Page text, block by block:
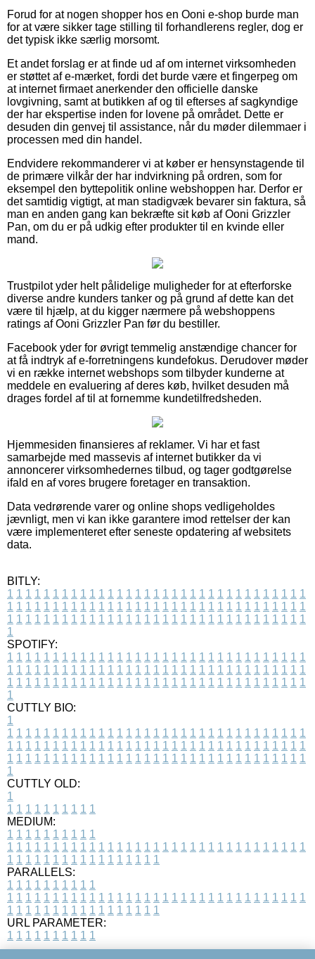
Forud for at nogen shopper hos en Ooni e-shop burde man
for at være sikker tage stilling til forhandlerens regler, dog er
det typisk ikke særlig morsomt.
Et andet forslag er at finde ud af om internet virksomheden
er støttet af e-mærket, fordi det burde være et fingerpeg om
at internet firmaet anerkender den officielle danske
lovgivning, samt at butikken af og til efterses af sagkyndige
der har ekspertise inden for lovene på området. Dette er
desuden din genvej til assistance, når du møder dilemmaer i
processen med din handel.
Endvidere rekommanderer vi at køber er hensynstagende til
de primære vilkår der har indvirkning på ordren, som for
eksempel den byttepolitik online webshoppen har. Derfor er
det samtidig vigtigt, at man stadigvæk bevarer sin faktura, så
man en anden gang kan bekræfte sit køb af Ooni Grizzler
Pan, om du er på udkig efter produkter til en kvinde eller
mand.
Trustpilot yder helt pålidelige muligheder for at efterforske
diverse andre kunders tanker og på grund af dette kan det
være til hjælp, at du kigger nærmere på webshoppens
ratings af Ooni Grizzler Pan før du bestiller.
Facebook yder for øvrigt temmelig anstændige chancer for
at få indtryk af e-forretningens kundefokus. Derudover møder
vi en række internet webshops som tilbyder kunderne at
meddele en evaluering af deres køb, hvilket desuden må
drages fordel af til at fornemme kundetilfredsheden.
Hjemmesiden finansieres af reklamer. Vi har et fast
samarbejde med massevis af internet butikker da vi
annoncerer virksomhedernes tilbud, og tager godtgørelse
ifald en af vores brugere foretager en transaktion.
Data vedrørende varer og online shops vedligeholdes
jævnligt, men vi kan ikke garantere imod rettelser der kan
være implementeret efter seneste opdatering af websitets
data.
BITLY:
1 1 1 1 1 1 1 1 1 1 1 1 1 1 1 1 1 1 1 1 1 1 1 1 1 1 1 1 1 1 1 1 1
1 1 1 1 1 1 1 1 1 1 1 1 1 1 1 1 1 1 1 1 1 1 1 1 1 1 1 1 1 1 1 1 1
1 1 1 1 1 1 1 1 1 1 1 1 1 1 1 1 1 1 1 1 1 1 1 1 1 1 1 1 1 1 1 1 1
1
SPOTIFY:
1 1 1 1 1 1 1 1 1 1 1 1 1 1 1 1 1 1 1 1 1 1 1 1 1 1 1 1 1 1 1 1 1
1 1 1 1 1 1 1 1 1 1 1 1 1 1 1 1 1 1 1 1 1 1 1 1 1 1 1 1 1 1 1 1 1
1 1 1 1 1 1 1 1 1 1 1 1 1 1 1 1 1 1 1 1 1 1 1 1 1 1 1 1 1 1 1 1 1
1
CUTTLY BIO:
1
1 1 1 1 1 1 1 1 1 1 1 1 1 1 1 1 1 1 1 1 1 1 1 1 1 1 1 1 1 1 1 1 1
1 1 1 1 1 1 1 1 1 1 1 1 1 1 1 1 1 1 1 1 1 1 1 1 1 1 1 1 1 1 1 1 1
1 1 1 1 1 1 1 1 1 1 1 1 1 1 1 1 1 1 1 1 1 1 1 1 1 1 1 1 1 1 1 1 1
1
CUTTLY OLD:
1
1 1 1 1 1 1 1 1 1 1
MEDIUM:
1 1 1 1 1 1 1 1 1 1
1 1 1 1 1 1 1 1 1 1 1 1 1 1 1 1 1 1 1 1 1 1 1 1 1 1 1 1 1 1 1 1 1
1 1 1 1 1 1 1 1 1 1 1 1 1 1 1 1 1
PARALLELS:
1 1 1 1 1 1 1 1 1 1
1 1 1 1 1 1 1 1 1 1 1 1 1 1 1 1 1 1 1 1 1 1 1 1 1 1 1 1 1 1 1 1 1
1 1 1 1 1 1 1 1 1 1 1 1 1 1 1 1 1
URL PARAMETER:
1 1 1 1 1 1 1 1 1 1